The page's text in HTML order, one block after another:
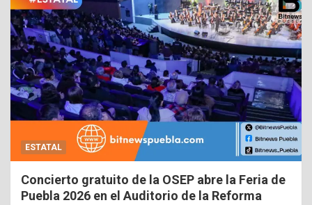
ESTATAL
Concierto gratuito de la OSEP abre la Feria de
Puebla 2026 en el Auditorio de la Reforma